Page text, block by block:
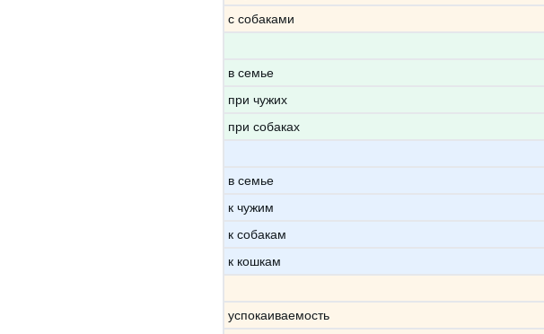
с собаками
в семье
при чужих
при собаках
в семье
к чужим
к собакам
к кошкам
успокаиваемость